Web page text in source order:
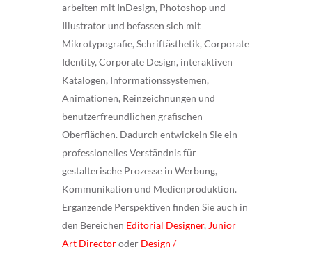
arbeiten mit InDesign, Photoshop und
Illustrator und befassen sich mit
Mikrotypografie, Schriftästhetik, Corporate
Identity, Corporate Design, interaktiven
Katalogen, Informationssystemen,
Animationen, Reinzeichnungen und
benutzerfreundlichen grafischen
Oberflächen. Dadurch entwickeln Sie ein
professionelles Verständnis für
gestalterische Prozesse in Werbung,
Kommunikation und Medienproduktion.
Ergänzende Perspektiven finden Sie auch in
den Bereichen Editorial Designer, Junior
Art Directoroder Design /